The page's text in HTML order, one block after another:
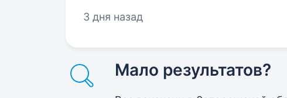
3 дня назад
Мало результатов?